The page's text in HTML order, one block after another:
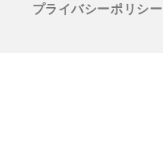
プライバシーポリシー